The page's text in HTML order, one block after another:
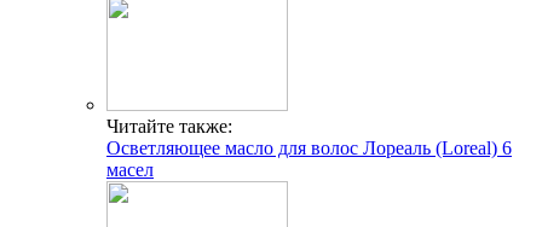
Читайте также:
Осветляющее масло для волос Лореаль (Loreal) 6
масел